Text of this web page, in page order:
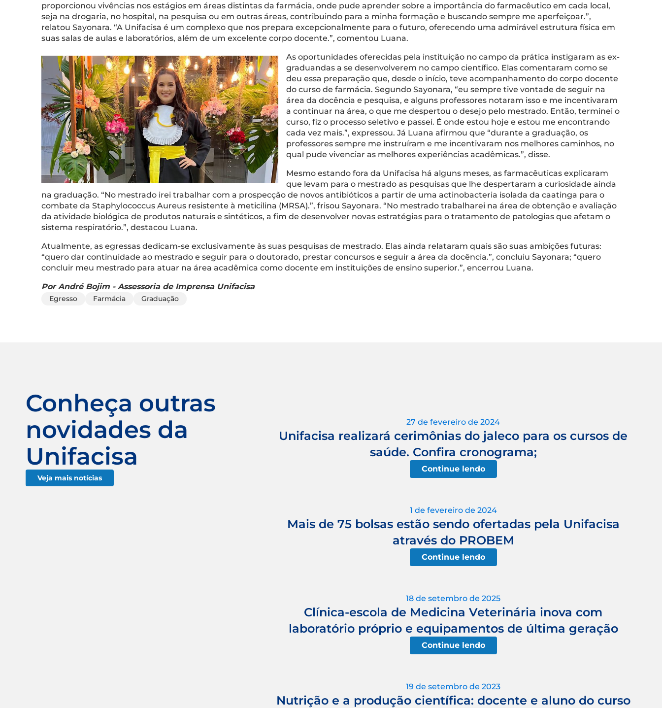
proporcionou vivências nos estágios em áreas distintas da farmácia, onde pude aprender sobre a importância do farmacêutico em cada local,
seja na drogaria, no hospital, na pesquisa ou em outras áreas, contribuindo para a minha formação e buscando sempre me aperfeiçoar.”,
relatou Sayonara. “A Unifacisa é um complexo que nos prepara excepcionalmente para o futuro, oferecendo uma admirável estrutura física em
suas salas de aulas e laboratórios, além de um excelente corpo docente.”, comentou Luana.
As oportunidades oferecidas pela instituição no campo da prática instigaram as ex-
graduandas a se desenvolverem no campo científico. Elas comentaram como se
deu essa preparação que, desde o início, teve acompanhamento do corpo docente
do curso de farmácia. Segundo Sayonara, “eu sempre tive vontade de seguir na
área da docência e pesquisa, e alguns professores notaram isso e me incentivaram
a continuar na área, o que me despertou o desejo pelo mestrado. Então, terminei o
curso, fiz o processo seletivo e passei. É onde estou hoje e estou me encontrando
cada vez mais.”, expressou. Já Luana afirmou que “durante a graduação, os
professores sempre me instruíram e me incentivaram nos melhores caminhos, no
qual pude vivenciar as melhores experiências acadêmicas.”, disse.
Mesmo estando fora da Unifacisa há alguns meses, as farmacêuticas explicaram
que levam para o mestrado as pesquisas que lhe despertaram a curiosidade ainda
na graduação. “No mestrado irei trabalhar com a prospecção de novos antibióticos a partir de uma actinobacteria isolada da caatinga para o
combate da Staphylococcus Aureus resistente à meticilina (MRSA).”, frisou Sayonara. “No mestrado trabalharei na área de obtenção e avaliação
da atividade biológica de produtos naturais e sintéticos, a fim de desenvolver novas estratégias para o tratamento de patologias que afetam o
sistema respiratório.”, destacou Luana.
Atualmente, as egressas dedicam-se exclusivamente às suas pesquisas de mestrado. Elas ainda relataram quais são suas ambições futuras:
“quero dar continuidade ao mestrado e seguir para o doutorado, prestar concursos e seguir a área da docência.”, concluiu Sayonara; “quero
concluir meu mestrado para atuar na área acadêmica como docente em instituições de ensino superior.”, encerrou Luana.
Por André Bojim - Assessoria de Imprensa Unifacisa
Egresso Farmácia Graduação
Conheça outras
novidades da
Unifacisa
Veja mais notícias
27 de fevereiro de 2024
Unifacisa realizará cerimônias do jaleco para os cursos de
saúde. Confira cronograma;
Continue lendo
1 de fevereiro de 2024
Mais de 75 bolsas estão sendo ofertadas pela Unifacisa
através do PROBEM
Continue lendo
18 de setembro de 2025
Clínica-escola de Medicina Veterinária inova com
laboratório próprio e equipamentos de última geração
Continue lendo
19 de setembro de 2023
Nutrição e a produção científica: docente e aluno do curso